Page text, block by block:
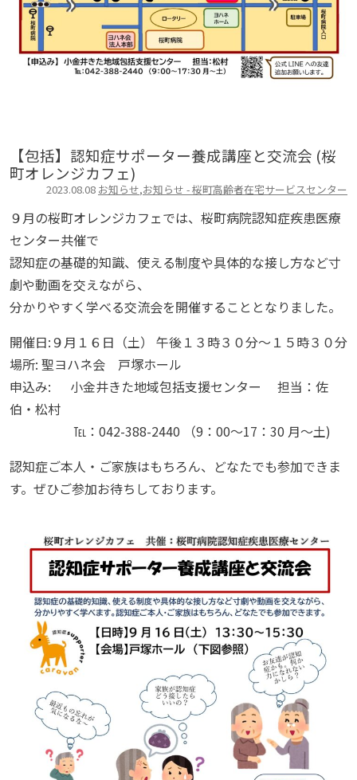
【包括】認知症サポーター養成講座と交流会 (桜
町オレンジカフェ)
2023.08.08 お知らせ,お知らせ - 桜町高齢者在宅サービスセンター
９月の桜町オレンジカフェでは、桜町病院認知症疾患医療
センター共催で
認知症の基礎的知識、使える制度や具体的な接し方など寸
劇や動画を交えながら、
分かりやすく学べる交流会を開催することとなりました。
開催日:９月１６日（土） 午後１３時３０分～１５時３０分
場所: 聖ヨハネ会 戸塚ホール
申込み: 小金井きた地域包括支援センター 担当：佐
伯・松村
℡：042-388-2440 （9：00～17：30 月～土)
認知症ご本人・ご家族はもちろん、どなたでも参加できま
す。ぜひご参加お待ちしております。